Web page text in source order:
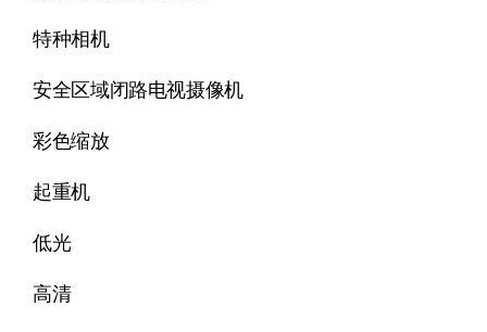
特种相机
安全区域闭路电视摄像机
彩色缩放
起重机
低光
高清